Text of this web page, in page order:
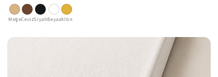
MeşeCevizSiyahBeyazAltın